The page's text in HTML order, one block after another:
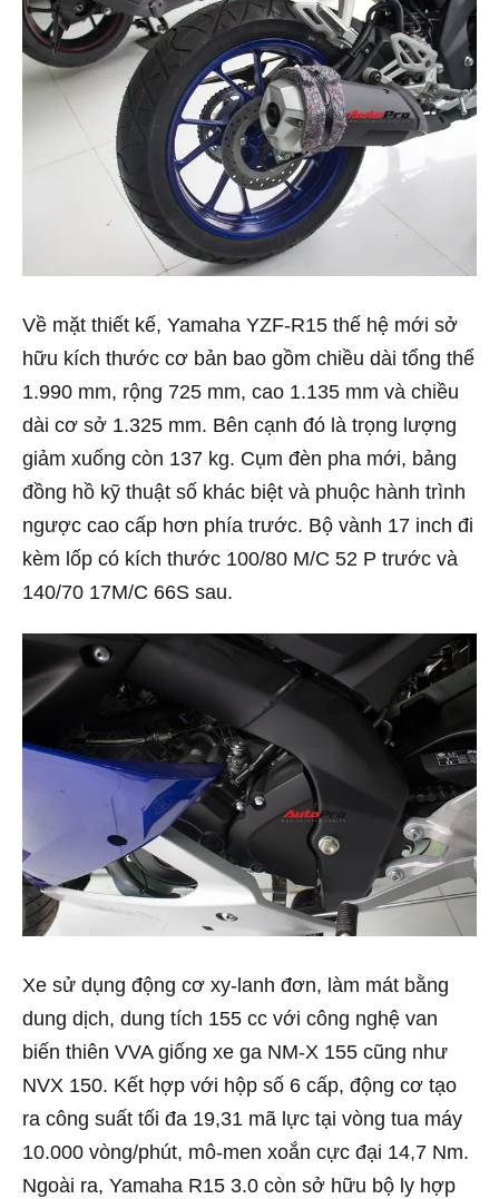
Về mặt thiết kế, Yamaha YZF-R15 thế hệ mới sở
hữu kích thước cơ bản bao gồm chiều dài tổng thể
1.990 mm, rộng 725 mm, cao 1.135 mm và chiều
dài cơ sở 1.325 mm. Bên cạnh đó là trọng lượng
giảm xuống còn 137 kg. Cụm đèn pha mới, bảng
đồng hồ kỹ thuật số khác biệt và phuộc hành trình
ngược cao cấp hơn phía trước. Bộ vành 17 inch đi
kèm lốp có kích thước 100/80 M/C 52 P trước và
140/70 17M/C 66S sau.
Xe sử dụng động cơ xy-lanh đơn, làm mát bằng
dung dịch, dung tích 155 cc với công nghệ van
biến thiên VVA giống xe ga NM-X 155 cũng như
NVX 150. Kết hợp với hộp số 6 cấp, động cơ tạo
ra công suất tối đa 19,31 mã lực tại vòng tua máy
10.000 vòng/phút, mô-men xoắn cực đại 14,7 Nm.
Ngoài ra, Yamaha R15 3.0 còn sở hữu bộ ly hợp